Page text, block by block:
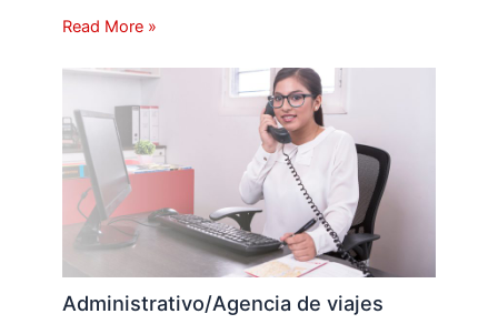
Read More »
Administrativo/Agencia de viajes